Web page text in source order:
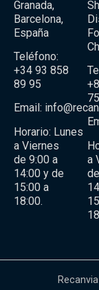
Granada,
Barcelona,
España
Teléfono:
+34 93 858
89 95
Email:
Horario: Lunes
a Viernes
de 9:00 a
14:00 y de
15:00 a
18:00.
a